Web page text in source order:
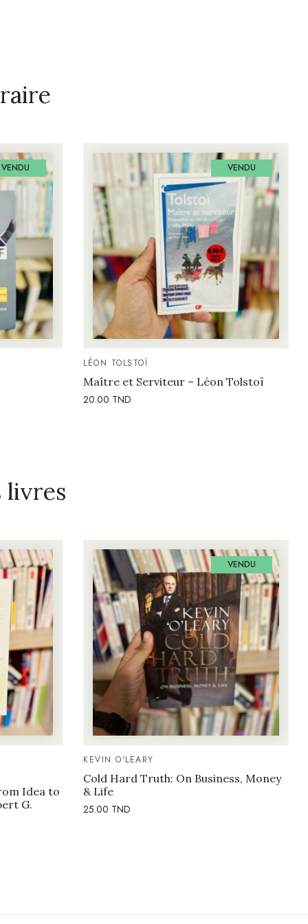
VENDU VENDU
LÉON TOLSTOÏ
Maître et Serviteur – Léon Tolstoï
20.00 TND
livres
Idea to
G.
VENDU
KEVIN O'LEARY
Cold Hard Truth: On Business, Money
& Life
25.00 TND